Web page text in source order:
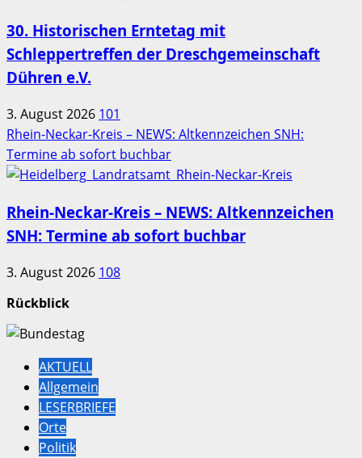
30. Historischen Erntetag mit
Schleppertreffen der Dreschgemeinschaft
Dühren e.V.
3. August 2026 101
Rhein-Neckar-Kreis – NEWS: Altkennzeichen SNH:
Termine ab sofort buchbar
Rhein-Neckar-Kreis – NEWS: Altkennzeichen
SNH: Termine ab sofort buchbar
3. August 2026 108
Rückblick
AKTUELL
Allgemein
LESERBRIEFE
Orte
Politik